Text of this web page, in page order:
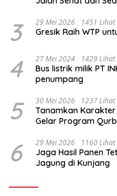
3 29 Mei 2026 1451 Lihat
Gresik Raih WTP
4 27 Mei 2024 1429 Lihat
Bus listrik milik PT
penumpang
5 30 Mei 2026 1237 Lihat
Tanamkan Karakter
Gelar Program
6 29 Mei 2026 1160 Lihat
Jaga Hasil Panen
Jagung di Kunjang